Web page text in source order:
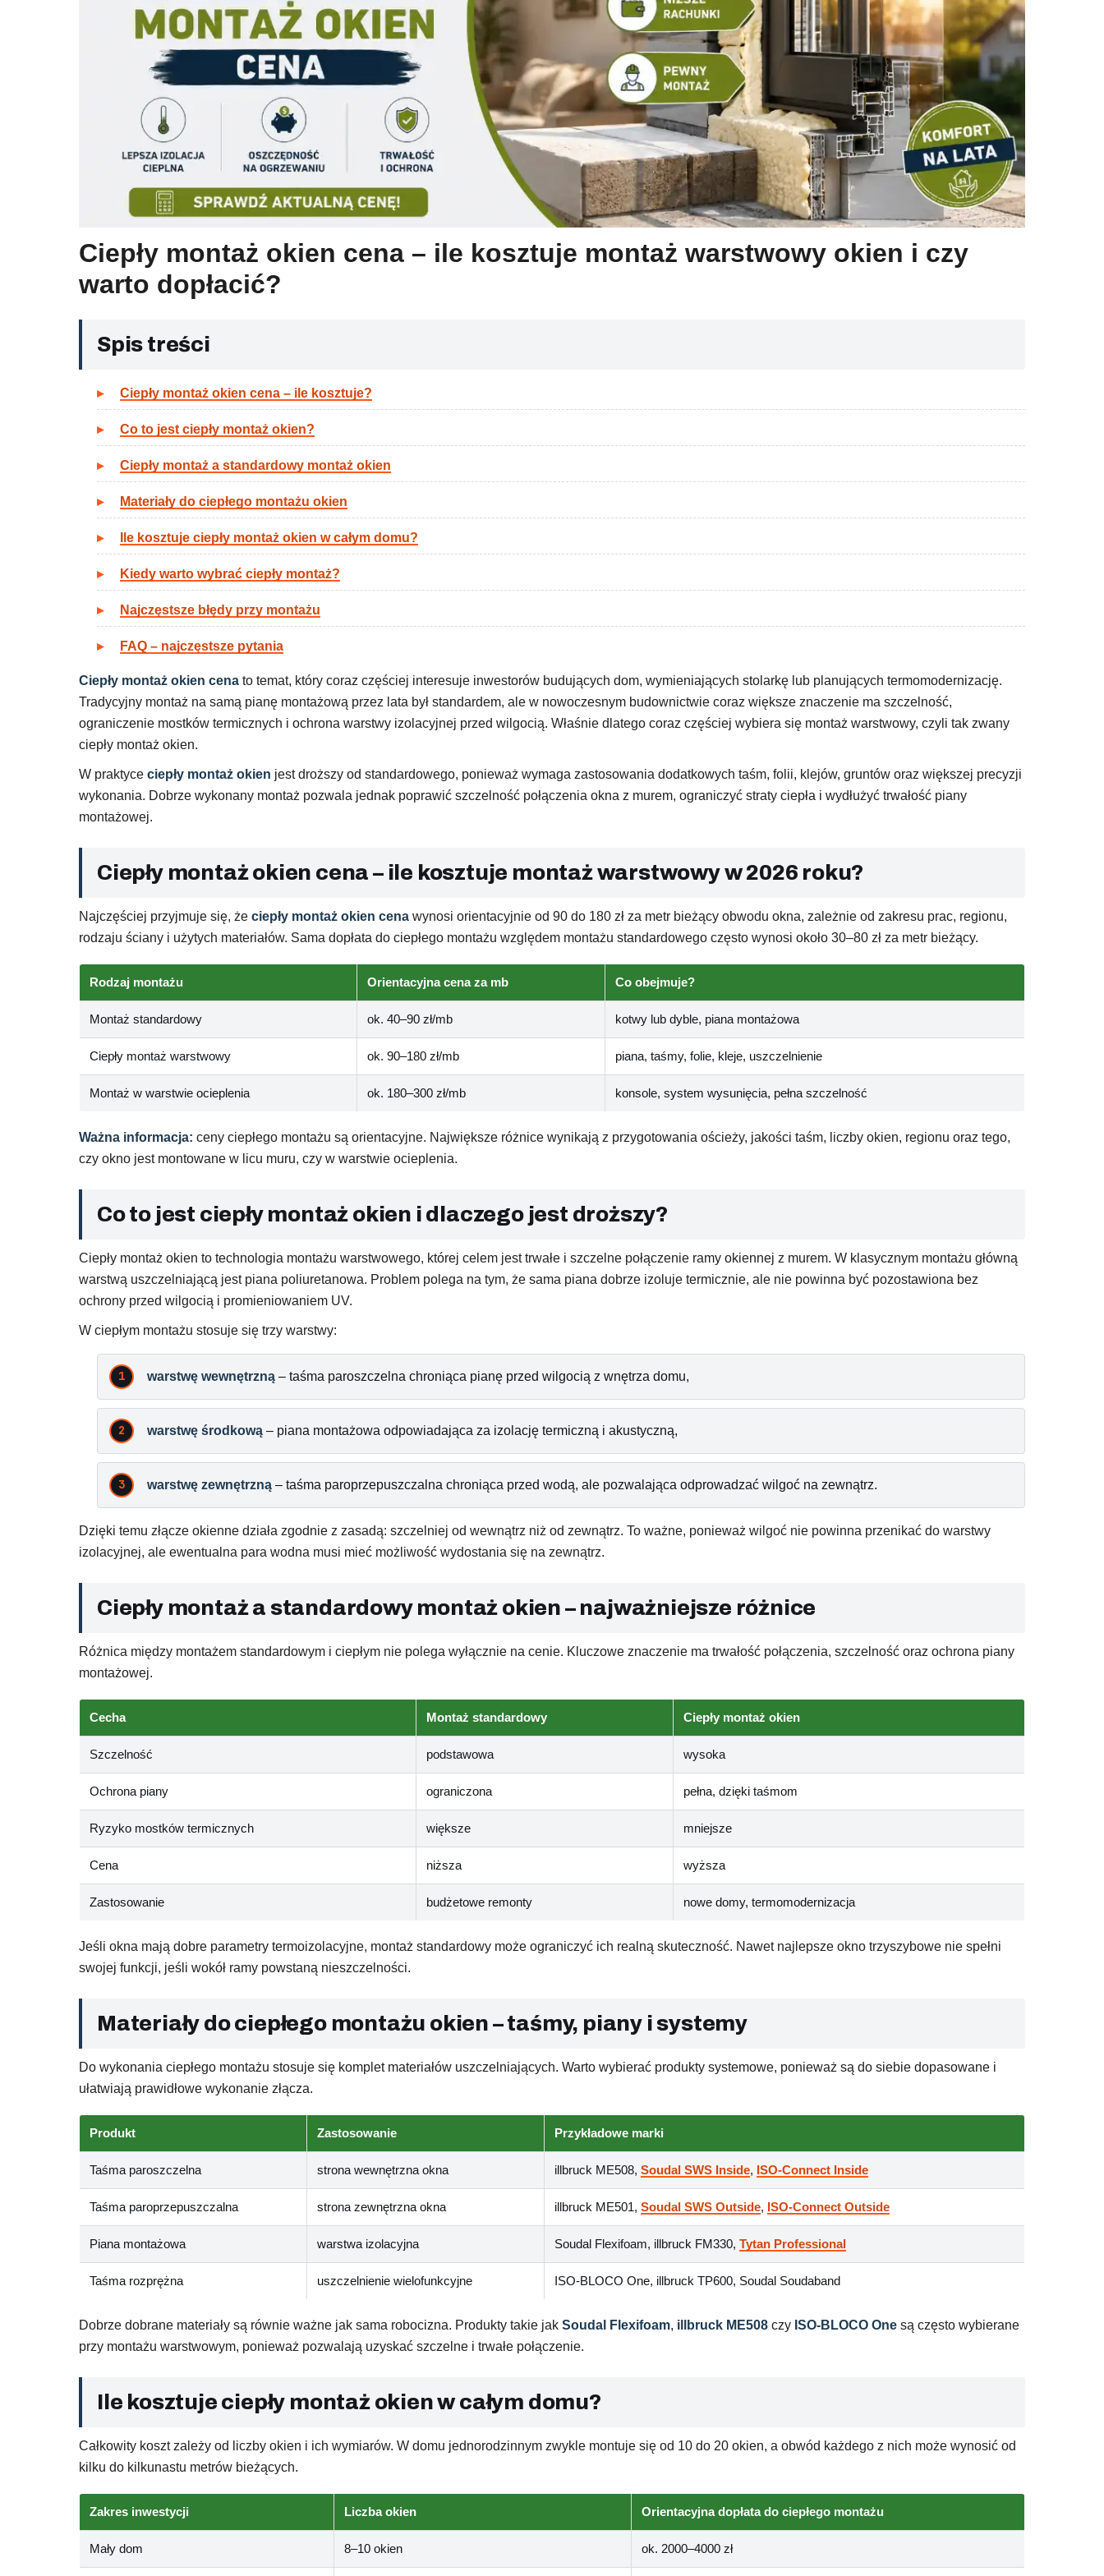
Ciepły montaż okien cena – ile kosztuje montaż warstwowy okien i czy
warto dopłacić?
Spis treści
Ciepły montaż okien cena – ile kosztuje?
Co to jest ciepły montaż okien?
Ciepły montaż a standardowy montaż okien
Materiały do ciepłego montażu okien
Ile kosztuje ciepły montaż okien w całym domu?
Kiedy warto wybrać ciepły montaż?
Najczęstsze błędy przy montażu
FAQ – najczęstsze pytania
Ciepły montaż okien cena to temat, który coraz częściej interesuje inwestorów budujących dom, wymieniających stolarkę lub planujących termomodernizację.
Tradycyjny montaż na samą pianę montażową przez lata był standardem, ale w nowoczesnym budownictwie coraz większe znaczenie ma szczelność,
ograniczenie mostków termicznych i ochrona warstwy izolacyjnej przed wilgocią. Właśnie dlatego coraz częściej wybiera się montaż warstwowy, czyli tak zwany
ciepły montaż okien.
W praktyce ciepły montaż okien jest droższy od standardowego, ponieważ wymaga zastosowania dodatkowych taśm, folii, klejów, gruntów oraz większej precyzji
wykonania. Dobrze wykonany montaż pozwala jednak poprawić szczelność połączenia okna z murem, ograniczyć straty ciepła i wydłużyć trwałość piany
montażowej.
Ciepły montaż okien cena – ile kosztuje montaż warstwowy w 2026 roku?
Najczęściej przyjmuje się, że ciepły montaż okien cena wynosi orientacyjnie od 90 do 180 zł za metr bieżący obwodu okna, zależnie od zakresu prac, regionu,
rodzaju ściany i użytych materiałów. Sama dopłata do ciepłego montażu względem montażu standardowego często wynosi około 30–80 zł za metr bieżący.
Rodzaj montażu Orientacyjna cena za mb Co obejmuje?
Montaż standardowy ok. 40–90 zł/mb kotwy lub dyble, piana montażowa
Ciepły montaż warstwowy ok. 90–180 zł/mb piana, taśmy, folie, kleje, uszczelnienie
Montaż w warstwie ocieplenia ok. 180–300 zł/mb konsole, system wysunięcia, pełna szczelność
Ważna informacja: ceny ciepłego montażu są orientacyjne. Największe różnice wynikają z przygotowania ościeży, jakości taśm, liczby okien, regionu oraz tego,
czy okno jest montowane w licu muru, czy w warstwie ocieplenia.
Co to jest ciepły montaż okien i dlaczego jest droższy?
Ciepły montaż okien to technologia montażu warstwowego, której celem jest trwałe i szczelne połączenie ramy okiennej z murem. W klasycznym montażu główną
warstwą uszczelniającą jest piana poliuretanowa. Problem polega na tym, że sama piana dobrze izoluje termicznie, ale nie powinna być pozostawiona bez
ochrony przed wilgocią i promieniowaniem UV.
W ciepłym montażu stosuje się trzy warstwy:
warstwę wewnętrzną – taśma paroszczelna chroniąca pianę przed wilgocią z wnętrza domu,
warstwę środkową – piana montażowa odpowiadająca za izolację termiczną i akustyczną,
warstwę zewnętrzną – taśma paroprzepuszczalna chroniąca przed wodą, ale pozwalająca odprowadzać wilgoć na zewnątrz.
Dzięki temu złącze okienne działa zgodnie z zasadą: szczelniej od wewnątrz niż od zewnątrz. To ważne, ponieważ wilgoć nie powinna przenikać do warstwy
izolacyjnej, ale ewentualna para wodna musi mieć możliwość wydostania się na zewnątrz.
Ciepły montaż a standardowy montaż okien – najważniejsze różnice
Różnica między montażem standardowym i ciepłym nie polega wyłącznie na cenie. Kluczowe znaczenie ma trwałość połączenia, szczelność oraz ochrona piany
montażowej.
Cecha Montaż standardowy Ciepły montaż okien
Szczelność podstawowa wysoka
Ochrona piany ograniczona pełna, dzięki taśmom
Ryzyko mostków termicznych większe mniejsze
Cena niższa wyższa
Zastosowanie budżetowe remonty nowe domy, termomodernizacja
Jeśli okna mają dobre parametry termoizolacyjne, montaż standardowy może ograniczyć ich realną skuteczność. Nawet najlepsze okno trzyszybowe nie spełni
swojej funkcji, jeśli wokół ramy powstaną nieszczelności.
Materiały do ciepłego montażu okien – taśmy, piany i systemy
Do wykonania ciepłego montażu stosuje się komplet materiałów uszczelniających. Warto wybierać produkty systemowe, ponieważ są do siebie dopasowane i
ułatwiają prawidłowe wykonanie złącza.
Produkt Zastosowanie Przykładowe marki
Taśma paroszczelna strona wewnętrzna okna illbruck ME508, Soudal SWS Inside, ISO-Connect Inside
Taśma paroprzepuszczalna strona zewnętrzna okna illbruck ME501, Soudal SWS Outside, ISO-Connect Outside
Piana montażowa warstwa izolacyjna Soudal Flexifoam, illbruck FM330, Tytan Professional
Taśma rozprężna uszczelnienie wielofunkcyjne ISO-BLOCO One, illbruck TP600, Soudal Soudaband
Dobrze dobrane materiały są równie ważne jak sama robocizna. Produkty takie jak Soudal Flexifoam, illbruck ME508 czy ISO-BLOCO One są często wybierane
przy montażu warstwowym, ponieważ pozwalają uzyskać szczelne i trwałe połączenie.
Ile kosztuje ciepły montaż okien w całym domu?
Całkowity koszt zależy od liczby okien i ich wymiarów. W domu jednorodzinnym zwykle montuje się od 10 do 20 okien, a obwód każdego z nich może wynosić od
kilku do kilkunastu metrów bieżących.
Zakres inwestycji Liczba okien Orientacyjna dopłata do ciepłego montażu
Mały dom 8–10 okien ok. 2000–4000 zł